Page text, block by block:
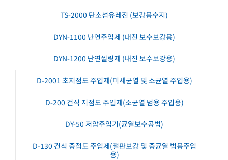
TS-2000 탄소섬유레진 (보강용수지)
DYN-1100 난연주입제 (내진 보수보강용)
DYN-1200 난연씰링제 (내진 보수보강용)
D-2001 초저점도 주입제(미세균열 및 소균열 주입용)
D-200 건식 저점도 주입제(소균열 범용 주입용)
DY-50 저압주입기(균열보수공법)
D-130 건식 중점도 주입제(철판보강 및 중균열 범용주입
용)